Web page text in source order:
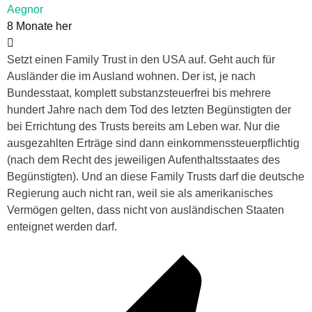
Aegnor
8 Monate her
Setzt einen Family Trust in den USA auf. Geht auch für
Ausländer die im Ausland wohnen. Der ist, je nach
Bundesstaat, komplett substanzsteuerfrei bis mehrere
hundert Jahre nach dem Tod des letzten Begünstigten der
bei Errichtung des Trusts bereits am Leben war. Nur die
ausgezahlten Erträge sind dann einkommenssteuerpflichtig
(nach dem Recht des jeweiligen Aufenthaltsstaates des
Begünstigten). Und an diese Family Trusts darf die deutsche
Regierung auch nicht ran, weil sie als amerikanisches
Vermögen gelten, dass nicht von ausländischen Staaten
enteignet werden darf.